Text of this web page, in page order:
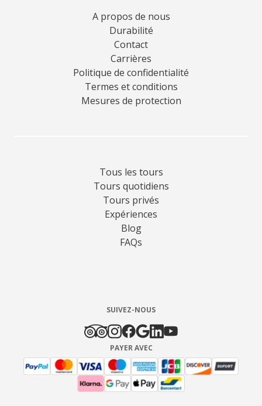
A propos de nous
Durabilité
Contact
Carrières
Politique de confidentialité
Termes et conditions
Mesures de protection
Tous les tours
Tours quotidiens
Tours privés
Expériences
Blog
FAQs
SUIVEZ-NOUS
PAYER AVEC